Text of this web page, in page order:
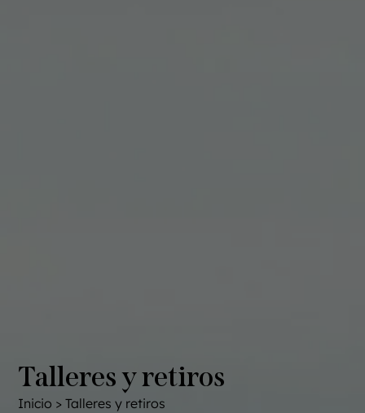
Talleres y retiros
Inicio > Talleres y retiros